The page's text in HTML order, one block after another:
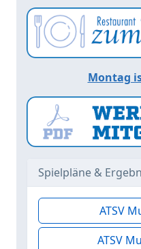
Montag
Spielpläne &
ATSV
ATSV